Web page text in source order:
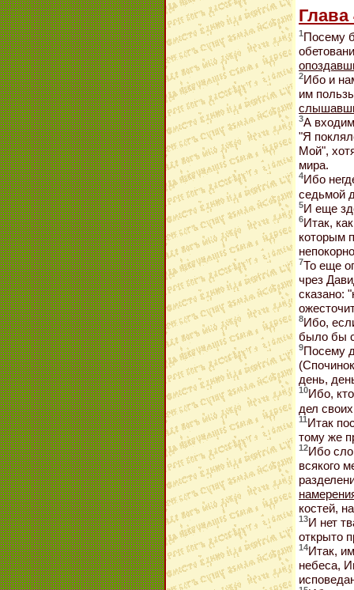
Глава
1Посему
2Ибо и
им
3А
"Я
Мой",
мира.
4Ибо
седьмой
5И еще
6Итак,
которым
7То еще
чрез
сказано:
8Ибо,
было бы
9Посему
день,
10Ибо,
дел
11Итак
тому же
12Ибо
всякого
костей,
13И нет
открыто
14Итак,
небеса,